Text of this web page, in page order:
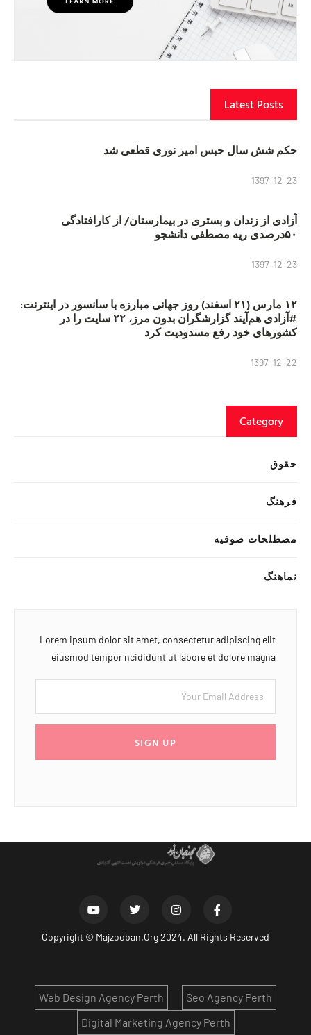
Latest Posts
حکم شش سال حبس امیر نوری قطعی شد
1397-12-23
آزادی از زندان و بستری در بیمارستان/ از کارافتادگی
۵۰درصدی ریه مصطفی دانشجو
1397-12-23
۱۲ مارس (۲۱ اسفند) روز جهانی مبارزه با سانسور در اینترنت:
#آزادی هم‌آیند گزارشگران‌ بدون مرز، ۲۲ سایت را در
کشورهای خود رفع مسدودیت کرد
1397-12-22
Category
حقوق
فرهنگ
مصطلحات صوفیه
نماهنگ
Lorem ipsum dolor sit amet, consectetur adipiscing elit
eiusmod tempor ncididunt ut labore et dolore magna
SIGN UP
Copyright © Majzooban.Org2024. All Rights Reserved
Seo Agency Perth
Web Design Agency Perth
Digital Marketing Agency Perth